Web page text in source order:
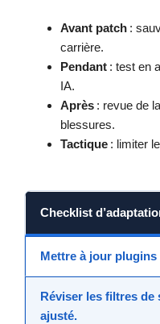
Avant patch :
carrière.
Pendant : test en
IA.
Après : revue de
blessures.
Tactique : limiter
Checklist
Mettre à jour
Réviser les filtres
ajusté.